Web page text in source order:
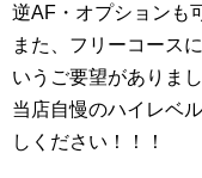
逆AF・オプションも
また、フリーコース
いうご要望がありま
当店自慢のハイレベ
しください！！！